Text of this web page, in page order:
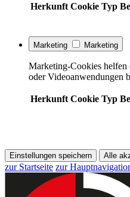
Herkunft Cookie Typ
Marketing Marketing
Marketing-Cookies helfen
oder Videoanwendungen
Herkunft Cookie Typ
Einstellungen speichern Alle
zur Startseite zur